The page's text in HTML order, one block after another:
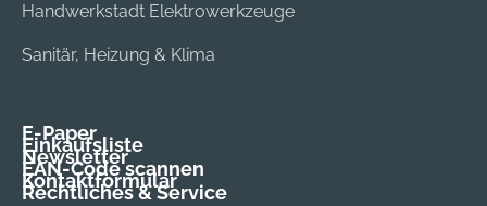
Handwerkstadt Elektrowerkzeuge
Sanitär, Heizung & Klima
E-Paper
Einkaufsliste
Newsletter
EAN-Code scannen
Kontaktformular
Rechtliches & Service